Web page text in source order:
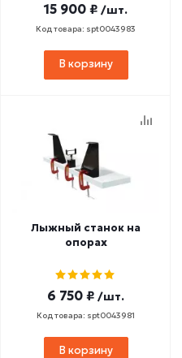
15 900 ₽ /шт.
Код товара: spt0043983
В корзину
Лыжный станок на
опорах
6 750 ₽ /шт.
Код товара: spt0043981
В корзину